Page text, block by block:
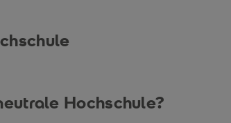
Hochschule?